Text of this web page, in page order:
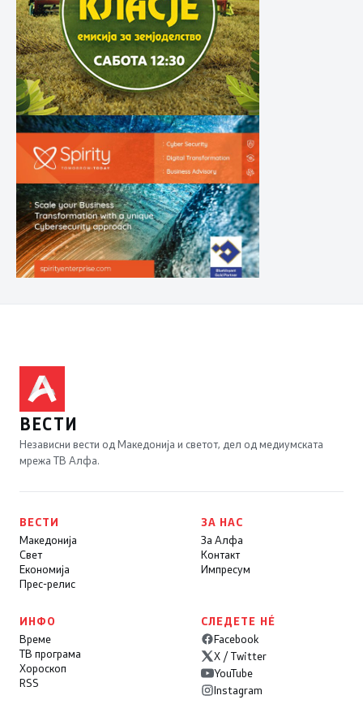
ВЕСТИ
Независни вести од Македонија и светот, дел од медиумската
мрежа ТВ Алфа.
ВЕСТИ
Македонија
Свет
Економија
Прес-релис
ЗА НАС
За Алфа
Контакт
Импресум
ИНФО
Време
ТВ програма
Хороскоп
RSS
СЛЕДЕТЕ НÉ
Facebook
X / Twitter
YouTube
Instagram